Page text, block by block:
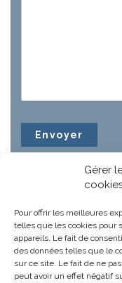
Gérer
Pour offrir les meilleures
telles que les cookies pour
appareils. Le fait de
des données telles que le
sur ce site. Le fait de ne
peut avoir un effet négatif